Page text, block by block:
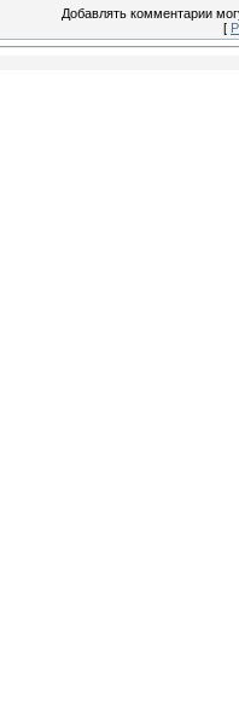
Добавлять комментарии
[